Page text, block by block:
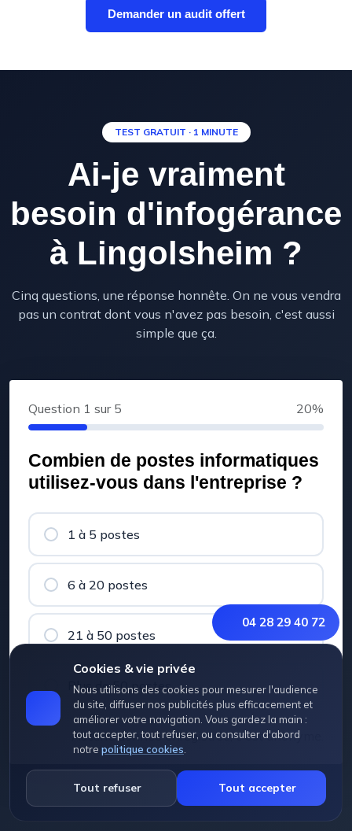
04 28 29 40 72
Cookies & vie privée
Nous utilisons des cookies pour mesurer l'audience
du site, diffuser nos publicités plus efficacement et
améliorer votre navigation. Vous gardez la main :
tout accepter, tout refuser, ou consulter d'abord
notre politique cookies
Tout refuser Tout accepter
Demander un audit offert
TEST GRATUIT · 1 MINUTE
Ai-je vraiment
besoin d'infogérance
à Lingolsheim ?
Cinq questions, une réponse honnête. On ne vous vendra
pas un contrat dont vous n'avez pas besoin, c'est aussi
simple que ça.
Question 1 sur 5 20%
Combien de postes informatiques
utilisez-vous dans l'entreprise ?
1 à 5 postes
6 à 20 postes
21 à 50 postes
Plus de 50 postes
Aucune donnée enregistrée, c'est anonyme.